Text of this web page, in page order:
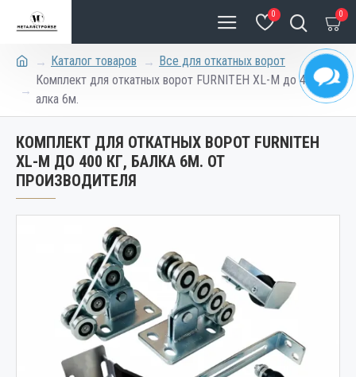
0 0
Каталог товаров
Все для откатных ворот
Комплект для откатных ворот FURNITEH XL-M до 400 кг, б
алка 6м.
КОМПЛЕКТ ДЛЯ ОТКАТНЫХ ВОРОТ FURNITEH
XL-M ДО 400 КГ, БАЛКА 6М. ОТ
ПРОИЗВОДИТЕЛЯ